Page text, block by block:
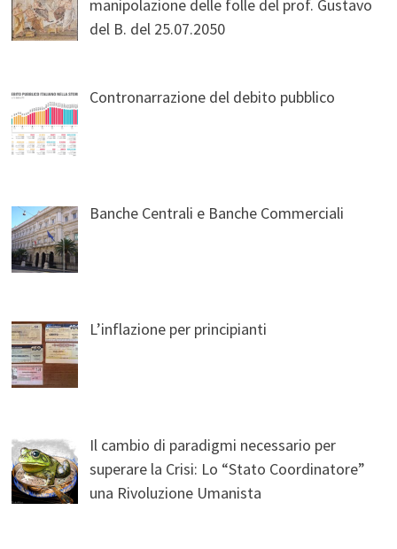
manipolazione delle folle del prof. Gustavo
del B. del 25.07.2050
Contronarrazione del debito pubblico
Banche Centrali e Banche Commerciali
L’inflazione per principianti
Il cambio di paradigmi necessario per
superare la Crisi: Lo “Stato Coordinatore”
una Rivoluzione Umanista